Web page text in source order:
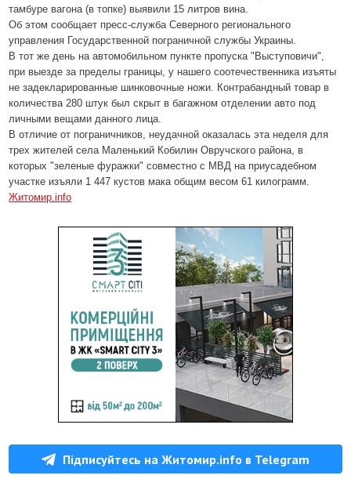
тамбуре вагона (в топке) выявили 15 литров вина.
Об этом сообщает пресс-служба Северного регионального
управления Государственной пограничной службы Украины.
В тот же день на автомобильном пункте пропуска "Выступовичи",
при выезде за пределы границы, у нашего соотечественника изъяты
не задекларированные шинковочные ножи. Контрабандный товар в
количества 280 штук был скрыт в багажном отделении авто под
личными вещами данного лица.
В отличие от пограничников, неудачной оказалась эта неделя для
трех жителей села Маленький Кобилин Овручского района, в
которых "зеленые фуражки" совместно с МВД на приусадебном
участке изъяли 1 447 кустов мака общим весом 61 килограмм.
Житомир.info
Підписуйтесь на Житомир.info в Telegram